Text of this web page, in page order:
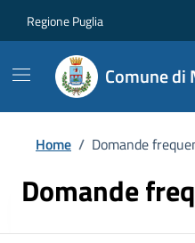
Regione Puglia
Comune di
Home / Domande
Domande